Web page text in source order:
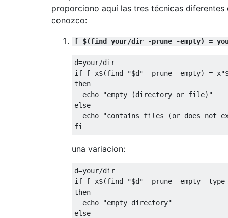
proporciono aquí las tres técnicas diferentes
conozco:
[ $(find your/dir -prune -empty) =
d=your/
if
[ x$(find "$d" -prune -empty) = x
then
  echo
"empty (directory or file)"
else
  echo
"contains files (or does not
fi
una variacion:
d=your/
if
[ x$(find "$d" -prune -empty -type
then
  echo
"empty directory"
else